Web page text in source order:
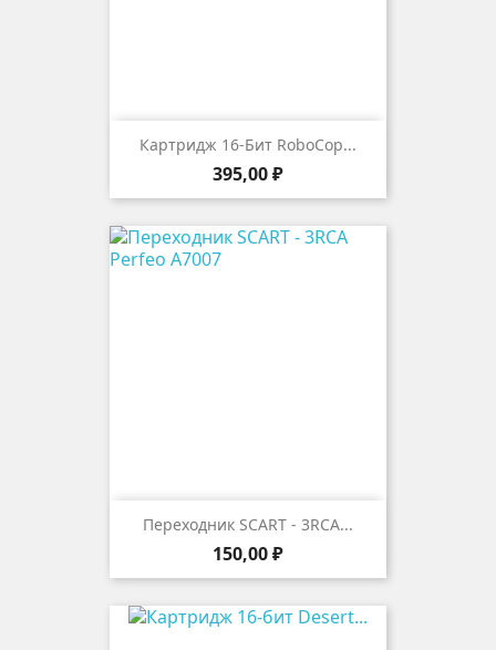
Картридж 16-Бит RoboCop...
Цена
395,00 ₽
Переходник SCART - 3RCA...
Цена
150,00 ₽